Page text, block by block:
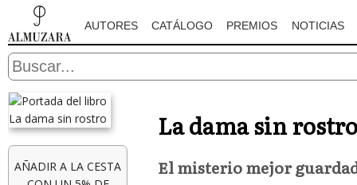
AUTORES CATÁLOGO PREMIOS NOTICIAS
AÑADIR A LA CESTA
La dama sin rostro
El misterio mejor